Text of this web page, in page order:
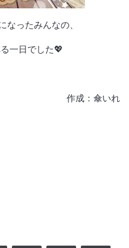
なったみんなの、
一日でした💖
作成：傘いれ